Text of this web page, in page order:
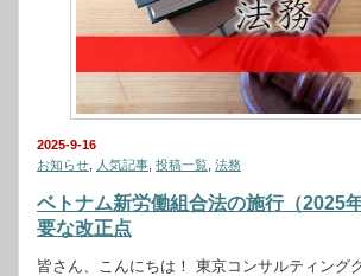
2025-9-16
お知らせ
人気記事 投稿一覧 法務
ベトナム新労働組合法の施行（2025
要な改正点
皆さん、こんにちは！ 東京コンサルティング